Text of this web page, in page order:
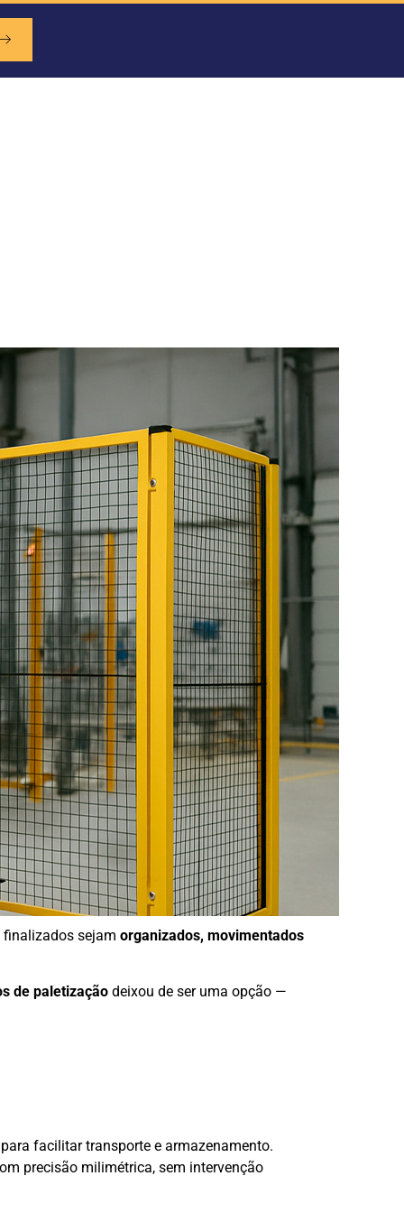
finalizados sejam organizados, movimentados
de paletização deixou de ser uma opção —
facilitar transporte e armazenamento.
precisão milimétrica, sem intervenção